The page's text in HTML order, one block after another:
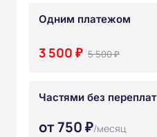
Одним платежом
3 500 ₽ 5 500 ₽
Частями без переплат
от 750 ₽/месяц